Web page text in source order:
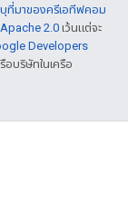
ที่มาของครีเอทีฟคอม
2.0เว้นแต่จะ
Developers
อบริษัทในเครือ